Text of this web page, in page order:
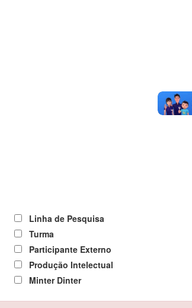
Linha de Pesquisa
Turma
Participante Externo
Produção Intelectual
Minter Dinter